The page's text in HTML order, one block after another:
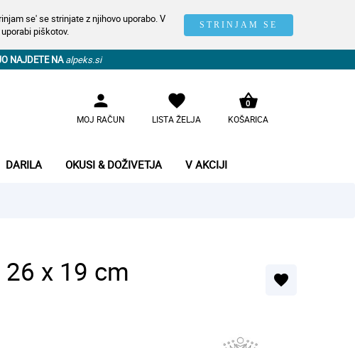
se' se strinjate z njihovo uporabo. V
piškotov. STRINJAM SE
NAJDETE NA alpeks.si
person
MOJ RAČUN
favorite
LISTA ŽELJA
shopping_basket
KOŠARICA
0
DARILA OKUSI & DOŽIVETJA V AKCIJI
x 19 cm favorite